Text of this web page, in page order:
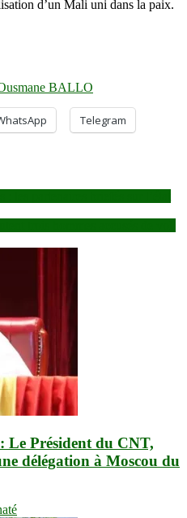
d’un Mali uni dans la paix.
BALLO
Telegram
Le Président du CNT,
délégation à Moscou du